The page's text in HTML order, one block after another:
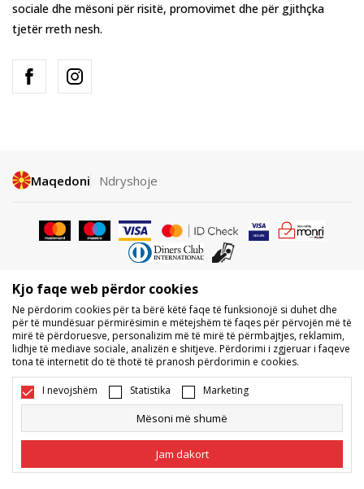
sociale dhe mësoni për risitë, promovimet dhe për gjithçka
tjetër rreth nesh.
Maqedoni Ndryshoje
Nuk lejohet shkarkimi ose përdorimi i përmbajtjes nga faqet e internetit
të BDS.MK, pjesërisht ose tërësisht, dhe i referohet logove, markave
tregtare, përmbajtjes komerciale, as caktimi i tyre palëve të treta,
publikimi i tyre publikisht ose përdorimi i tyre për ndonjë për qëllime, pa
pëlqimin me shkrim të BDS.MK DOOEL.
Ne përpiqemi të jemi sa më të saktë në përshkrimin e produktit, foton
dhe vetë çmimin, por nuk mund të garantojmë që të gjitha informacionet
të jenë të plota dhe pa gabime. Të gjitha produktet e shfaqura në faqe
janë pjesë e ofertës sonë, por nuk kuptohet që ato duhet të jenë të
disponueshme gjatë gjithë kohës. Disponueshmërinë e produkteve mund
ta kontrolloni edhe në numrin e telefonit 02 3055 222.
, Duke krijuarNB SOFT
rezervuara.
Kjo faqe web përdor cookies
Ne përdorim cookies për ta bërë këtë faqe të funksionojë si duhet dhe
për të mundësuar përmirësimin e mëtejshëm të faqes për përvojën më të
mirë të përdoruesve, personalizim më të mirë të përmbajtjes, reklamim,
lidhje të mediave sociale, analizën e shitjeve. Përdorimi i zgjeruar i faqeve
tona të internetit do të thotë të pranosh përdorimin e cookies.
I nevojshëm Statistika Marketing
Mësoni më shumë
Jam dakort